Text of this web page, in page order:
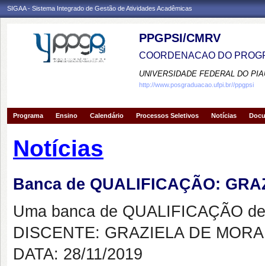
SIGAA - Sistema Integrado de Gestão de Atividades Acadêmicas
PPGPSI/CMRV
COORDENACAO DO
UNIVERSIDADE FEDERAL DO
http://www.posgraduacao.ufpi.br//ppgpsi
Programa Ensino Calendário Processos Seletivos Notícias
Notícias
Banca de QUALIFICAÇÃO:
Uma banca de QUALIFICAÇÃO
DISCENTE: GRAZIELA DE
DATA: 28/11/2019